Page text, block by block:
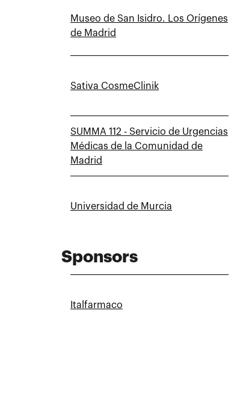
Museo de San Isidro. Los Orígenes
de Madrid
Sativa CosmeClinik
SUMMA 112 - Servicio de Urgencias
Médicas de la Comunidad de
Madrid
Universidad de Murcia
Sponsors
Italfarmaco